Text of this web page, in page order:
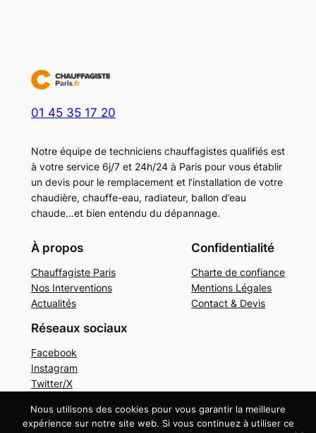
01 45 35 17 20
Notre équipe de techniciens chauffagistes qualifiés est
à votre service 6j/7 et 24h/24 à Paris pour vous établir
un devis pour le remplacement et l’installation de votre
chaudière, chauffe-eau, radiateur, ballon d’eau
chaude…et bien entendu du dépannage.
À propos
Chauffagiste Paris
Nos Interventions
Actualités
Confidentialité
Charte de confiance
Mentions Légales
Contact & Devis
Réseaux sociaux
Facebook
Instagram
Twitter/X
Copyright © 2024. Tous droits réservés.Mentions
Nous utilisons des cookies pour vous garantir la meilleure
expérience sur notre site web. Si vous continuez à utiliser ce